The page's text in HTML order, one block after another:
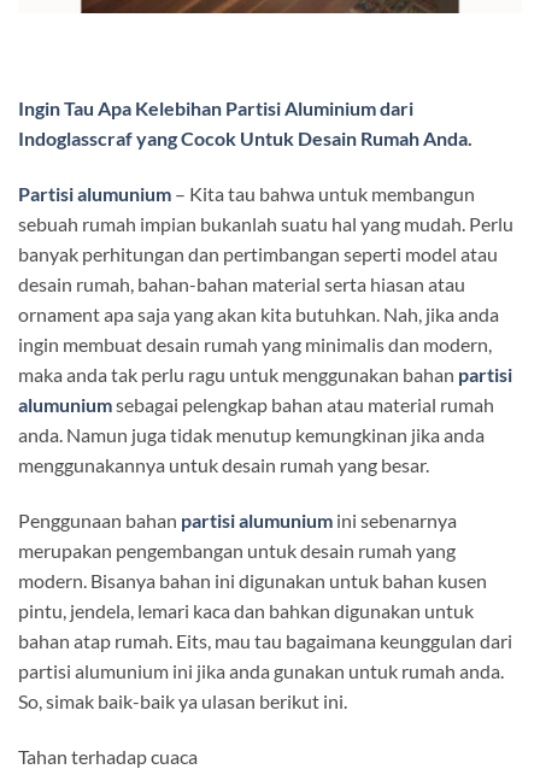
Ingin Tau Apa Kelebihan Partisi Aluminium dari
Indoglasscraf yang Cocok Untuk Desain Rumah Anda.
Partisi alumunium – Kita tau bahwa untuk membangun
sebuah rumah impian bukanlah suatu hal yang mudah. Perlu
banyak perhitungan dan pertimbangan seperti model atau
desain rumah, bahan-bahan material serta hiasan atau
ornament apa saja yang akan kita butuhkan. Nah, jika anda
ingin membuat desain rumah yang minimalis dan modern,
maka anda tak perlu ragu untuk menggunakan bahan partisi
alumuniumsebagai pelengkap bahan atau material rumah
anda. Namun juga tidak menutup kemungkinan jika anda
menggunakannya untuk desain rumah yang besar.
Penggunaan bahan partisi alumunium ini sebenarnya
merupakan pengembangan untuk desain rumah yang
modern. Bisanya bahan ini digunakan untuk bahan kusen
pintu, jendela, lemari kaca dan bahkan digunakan untuk
bahan atap rumah. Eits, mau tau bagaimana keunggulan dari
partisi alumunium ini jika anda gunakan untuk rumah anda.
So, simak baik-baik ya ulasan berikut ini.
Tahan terhadap cuaca